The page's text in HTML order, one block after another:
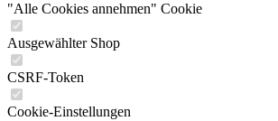
"Alle Cookies annehmen" Cookie
Ausgewählter Shop
CSRF-Token
Cookie-Einstellungen